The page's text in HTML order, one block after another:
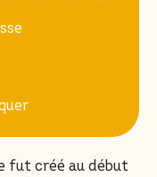
fut créé au début